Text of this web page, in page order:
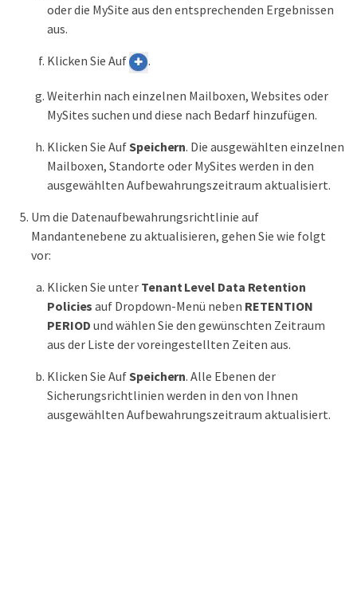
oder die MySite aus den entsprechenden Ergebnissen
aus.
Klicken Sie Auf
.
Weiterhin nach einzelnen Mailboxen, Websites oder
MySites suchen und diese nach Bedarf hinzufügen.
Klicken Sie AufSpeichern. Die ausgewählten einzelnen
Mailboxen, Standorte oder MySites werden in den
ausgewählten Aufbewahrungszeitraum aktualisiert.
Um die Datenaufbewahrungsrichtlinie auf
Mandantenebene zu aktualisieren, gehen Sie wie folgt
vor:
Klicken Sie unter Tenant Level Data Retention
Policies auf Dropdown-Menü neben RETENTION
PERIOD und wählen Sie den gewünschten Zeitraum
aus der Liste der voreingestellten Zeiten aus.
Klicken Sie AufSpeichern. Alle Ebenen der
Sicherungsrichtlinien werden in den von Ihnen
ausgewählten Aufbewahrungszeitraum aktualisiert.